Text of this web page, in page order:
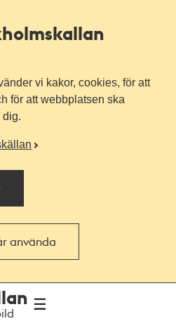
vi kakor, cookies, för att
för att webbplatsen ska
dig.
använda